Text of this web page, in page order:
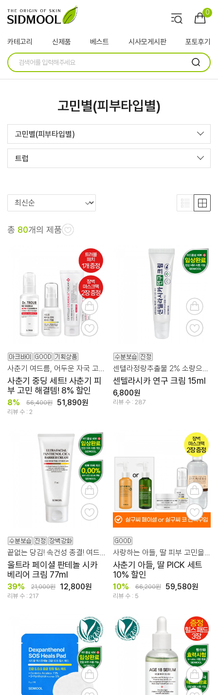
0
카테고리 신제품 베스트 시사모게시판 포토후기
고민별(피부타입별)
고민별(피부타입별)
트럽
총 80개의 제품
사춘기 중딩 세트! 사춘기 피
부 고민 해결템! 8% 할인
8% 56,400원 51,890원
리뷰 수 : 2
센텔라시카 연구 크림 15ml
6,800원
리뷰 수 : 287
울트라 페이셜 판테놀 시카
베리어 크림 77ml
39% 21,000원 12,800원
리뷰 수 : 217
사춘기 아들, 딸 PICK 세트
10% 할인
10% 66,200원 59,580원
리뷰 수 : 5